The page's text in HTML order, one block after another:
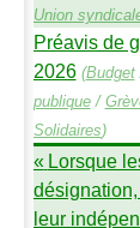
Union
Préavis de
2026 (Budget
publique/
Solidaires)
« Lorsque
désignation,
leur